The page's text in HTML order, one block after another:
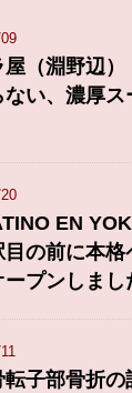
屋（淵野辺
ない、濃厚
EN
目の前に本
ープンしまし
転子部骨折